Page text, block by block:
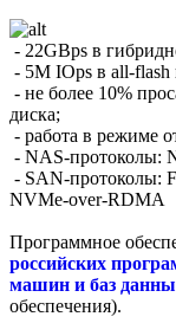
- 22GBps в
- 5M IOps в all-
- не более 10%
диска;
- работа в режиме
- NAS-протоколы:
- SAN-протоколы:
NVMe-over-RDMA
Программное
российских
машин и баз
обеспечения).